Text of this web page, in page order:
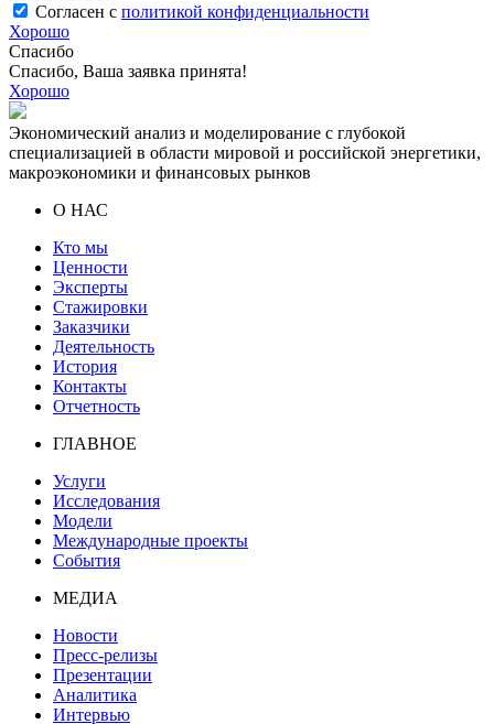
Согласен с политикой конфиденциальности
Хорошо
Спасибо
Спасибо, Ваша заявка принята!
Хорошо
Экономический анализ и моделирование с глубокой
специализацией в области мировой и российской энергетики,
макроэкономики и финансовых рынков
О НАС
Кто мы
Ценности
Эксперты
Стажировки
Заказчики
Деятельность
История
Контакты
Отчетность
ГЛАВНОЕ
Услуги
Исследования
Модели
Международные проекты
События
МЕДИА
Новости
Пресс-релизы
Презентации
Аналитика
Интервью